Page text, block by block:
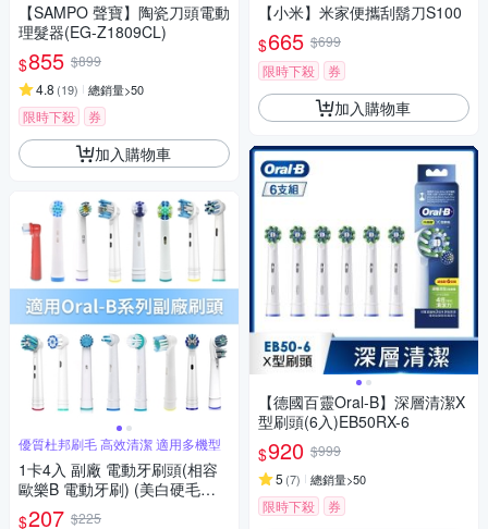
【SAMPO 聲寶】陶瓷刀頭電動
理髮器(EG-Z1809CL)
$855 $899
4.8 (19) 總銷量>50
限時下殺 券
加入購物車
優質杜邦刷毛 高效清潔 適用多機型
1卡4入 副廠 電動牙刷頭(相容
歐樂B 電動牙刷) (美白硬毛、
美白清潔、美白護齦、齒縫加
$207 $225
【小米】米家便攜刮鬍刀S100
$665 $699
限時下殺
券
加入購物車
【德國百靈Oral-B】深層清潔X
型刷頭(6入)EB50RX-6
$920 $999
5 (7) 總銷量>50
限時下殺 券